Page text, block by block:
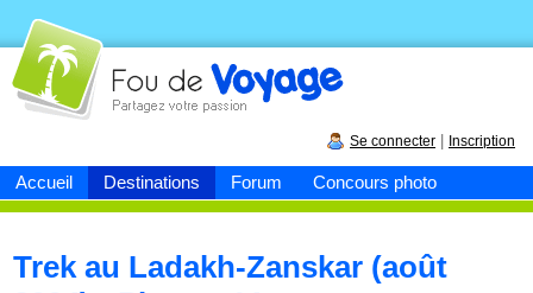
Accueil Destinations Forum Concours photo
Fou devoyage
Se connecter Inscription
Trek au Ladakh-Zanskar (août